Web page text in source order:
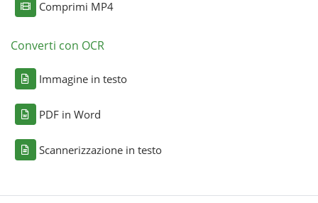
Comprimi MP4
Converti con OCR
Immagine in testo
PDF in Word
Scannerizzazione in testo